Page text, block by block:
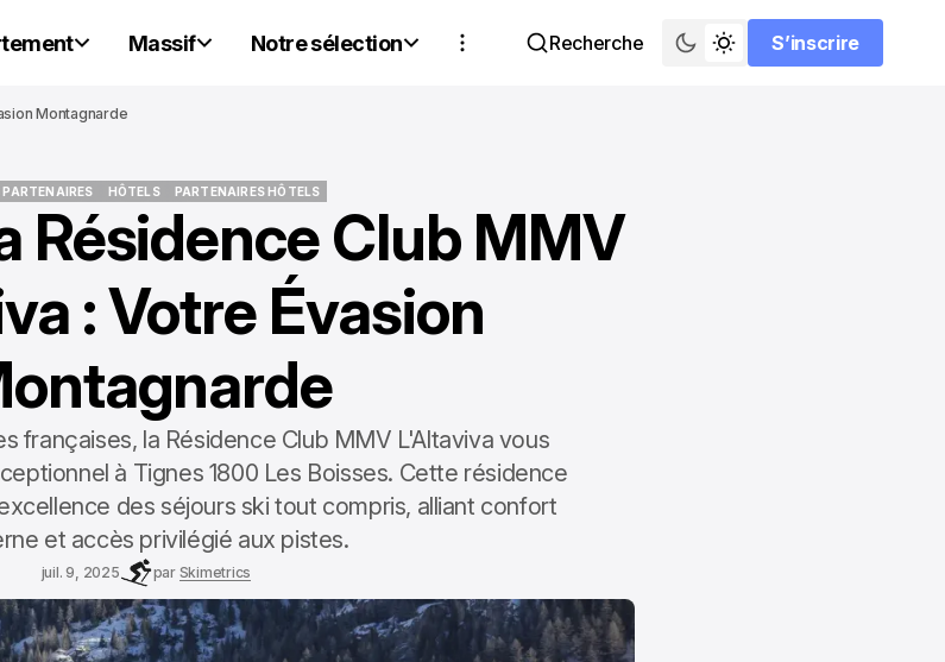
Massif Notre sélection Recherche
S’inscrire
S’inscrire
Montagnarde
PARTENAIRES
PARTENAIRES
HÔTELS
HÔTELS
PARTENAIRES HÔTELS
PARTENAIRES HÔTELS
Résidence Club MMV
: Votre Évasion
françaises, la Résidence Club MMV L'Altaviva vous
à Tignes 1800 Les Boisses. Cette résidence
des séjours ski tout compris, alliant confort
et accès privilégié aux pistes.
juil. 9, 2025 par Skimetrics